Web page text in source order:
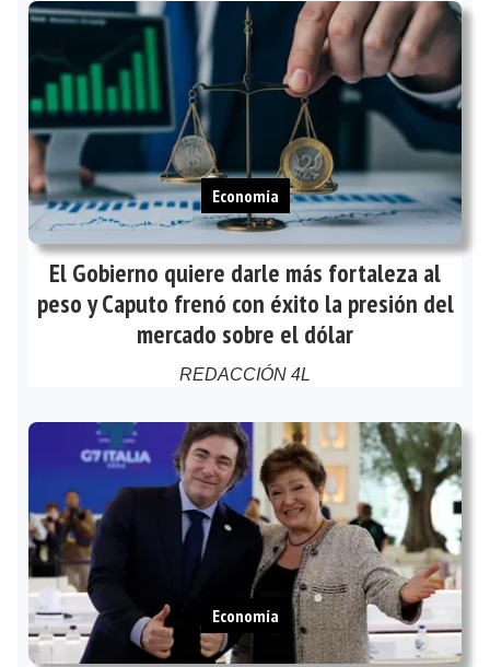
El Gobierno quiere darle más fortaleza al
peso y Caputo frenó con éxito la presión del
mercado sobre el dólar
REDACCIÓN 4L
Economía
Economía